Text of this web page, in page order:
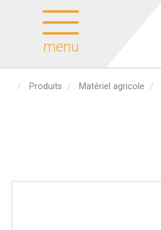
menu
Produits Matériel agricole